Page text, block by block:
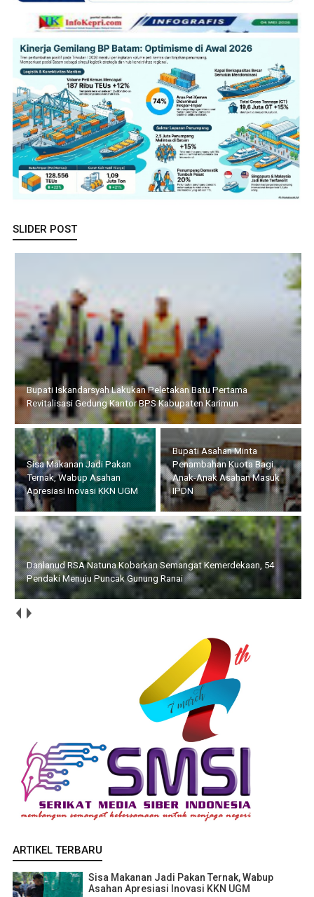
SLIDER POST
Sisa Makanan Jadi Pakan Ternak, Wabup Asahan Apresiasi
Inovasi KKN UGM
Bupati Asahan Minta
Penambahan Kuota Bagi
Anak-Anak Asahan Masuk
IPDN
Danlanud RSA Natuna
Kobarkan Semangat
Kemerdekaan, 54 Pendaki
Menuju Puncak Gunung
Ranai
Hadiri Peringatan HAN 2026, Walikota Amsakar : Setiap Anak
Harus Mendapat Perlindungan
ARTIKEL TERBARU
Sisa Makanan Jadi Pakan Ternak, Wabup
Asahan Apresiasi Inovasi KKN UGM